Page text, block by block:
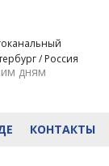
/ Россия
дням
КОНТАКТЫ